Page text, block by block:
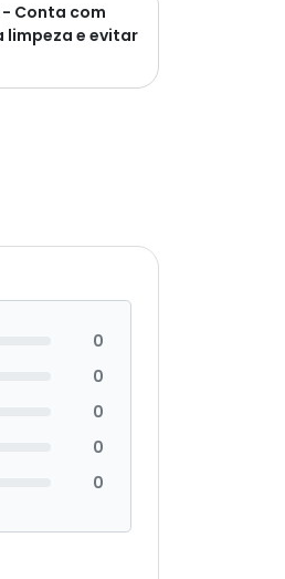
Conta com
limpeza e evitar
0
0
0
0
0